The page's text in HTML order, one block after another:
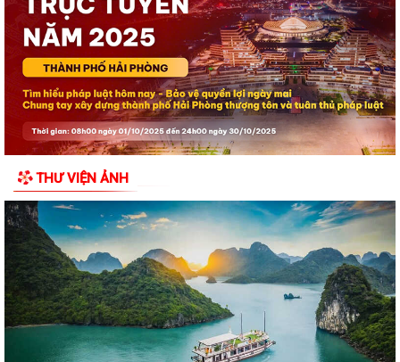
Long năm 2026
Khai mạc Lễ hội truyền thống Đình Hòa Hy năm 2026
Tuổi trẻ Chi đoàn UBND đặc khu Cát Hải lan tỏa nghĩa tình từ những
“Bữa cơm tri ân”
Khai mạc Lễ hội làng tháng Sáu tại Cụm di tích Đình, Chùa Gia Lộc
Lễ hội truyền thống Xa mã – Rước kiệu Đình Hoàng Châu: Gìn giữ, phát
huy giá trị Di tích lịch sử...
Lễ hội Đình Đồng Bài góp phần gìn giữ và phát huy giá trị văn hóa
truyền thống vùng biển Cát Hải
Hội Cựu chiến binh đặc khu Cát Hải thăm, tặng quà hội viên cựu chiến
binh nhân dịp kỷ niệm 79 năm...
Chuyển đổi số trong hoạt động của Mặt trận Tổ quốc – Xây dựng “Mặt
THƯ VIỆN ẢNH